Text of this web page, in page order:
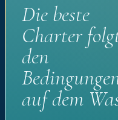
Die beste
Charter
den
auf dem